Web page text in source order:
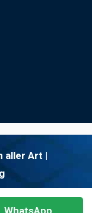
aller Art |
WhatsApp